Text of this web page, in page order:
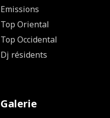
Emissions
Top Oriental
Top Occidental
Dj résidents
Galerie